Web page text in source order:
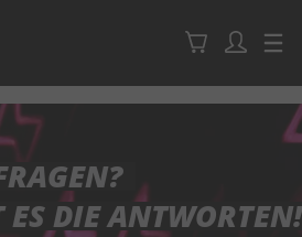
ES DIE ANTWORTEN!